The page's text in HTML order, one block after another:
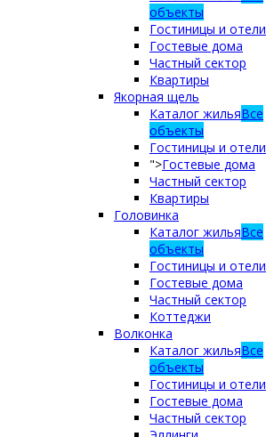
объекты
Гостиницы и отели
Гостевые дома
Частный сектор
Квартиры
Якорная щель
Каталог жильяВсе
объекты
Гостиницы и отели
">Гостевые дома
Частный сектор
Квартиры
Головинка
Каталог жильяВсе
объекты
Гостиницы и отели
Гостевые дома
Частный сектор
Коттеджи
Волконка
Каталог жильяВсе
объекты
Гостиницы и отели
Гостевые дома
Частный сектор